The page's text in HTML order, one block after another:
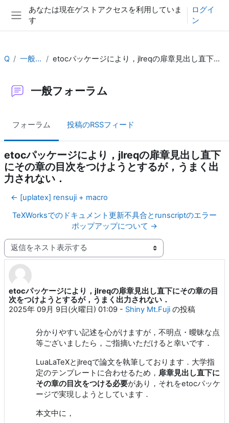
メインコンテンツへスキップする
サイドパネル
あなたは現在ゲストアクセスを利用していま
す
ログイ
ン
QA 一般フォーラム etocパッケージにより，jlreqの扉章見出し直下にその章の目次をつけようとするが，うまく出力されない．
一般フォーラム
フォーラム 投稿のRSSフィード
etocパッケージにより，jlreqの扉章見出し直下
にその章の目次をつけようとするが，うまく出
力されない．
← [uplatex] rensuji + macro
TeXWorksでのドキュメント更新不具合とrunscriptのエラー
ポップアップについて →
表示モード
etocパッケージにより，jlreqの扉章見出し直下にその章の目
次をつけようとするが，うまく出力されない．
2025年 09月 9日(火曜日) 01:09 - Shiny Mt.Fuji の投稿
返信数: 10
分かりやすい記述を心がけますが，不明点・曖昧な点
等ございましたら，ご指摘いただけると幸いです．
LuaLaTeXとjlreqで論文を執筆しております．大学指
定のテンプレートに合わせるため， 扉章見出し直下に
その章の目次をつける必要があり，それをetocパッケ
ージで実現しようとしています．
本文中に，